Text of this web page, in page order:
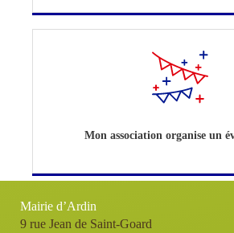
Mon association organise un
Mairie d’Ardin
9 rue Jean de Saint-Goard